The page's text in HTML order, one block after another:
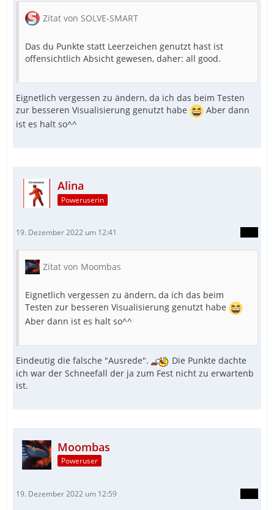
Zitat von SOLVE-SMART
Das du Punkte statt Leerzeichen genutzt hast ist
offensichtlich Absicht gewesen, daher: all good.
Eignetlich vergessen zu ändern, da ich das beim Testen
zur besseren Visualisierung genutzt habe
Aber dann
ist es halt so^^
Alina
Poweruserin
19. Dezember 2022 um 12:41
Zitat von Moombas
Eignetlich vergessen zu ändern, da ich das beim
Testen zur besseren Visualisierung genutzt habe
Aber dann ist es halt so^^
Eindeutig die falsche "Ausrede".
Die Punkte dachte
ich war der Schneefall der ja zum Fest nicht zu erwartenb
ist.
Moombas
Poweruser
19. Dezember 2022 um 12:59